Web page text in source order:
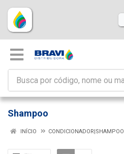
Shampoo
INÍCIO CONDICIONADOR|SHAMPOO